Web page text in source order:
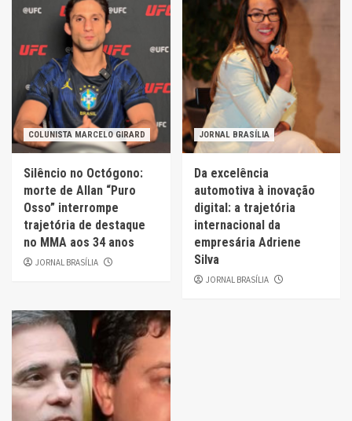
COLUNISTA MARCELO GIRARD
Silêncio no Octógono:
morte de Allan “Puro
Osso” interrompe
trajetória de destaque
no MMA aos 34 anos
JORNAL BRASÍLIA
JORNAL BRASÍLIA
Da excelência
automotiva à inovação
digital: a trajetória
internacional da
empresária Adriene
Silva
JORNAL BRASÍLIA